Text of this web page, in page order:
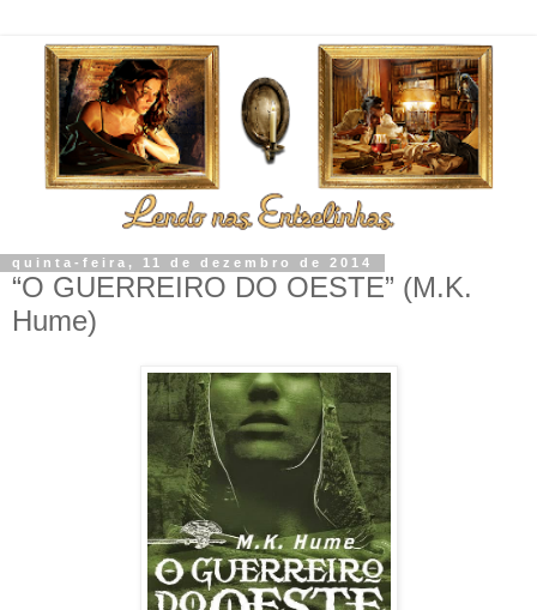
quinta-feira, 11 de dezembro de 2014
“O GUERREIRO DO OESTE” (M.K.
Hume)